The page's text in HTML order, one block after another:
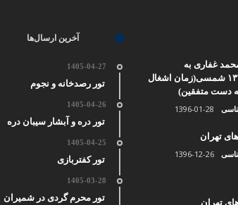
غفاری به
سال۱۳۲۳ شمسی(زمان اشغال
به دست متفقین)
1396-01-28
تهران
1396-12-26
تهران
آخرین ارسال‌ها
1405-04-27
تور رصدخانه و نجوم
1405-04-26
تور دره و آبشار سیبان دره
1405-04-25
تور کفتربازی
1405-03-28
تور محرم گردی در شمیران